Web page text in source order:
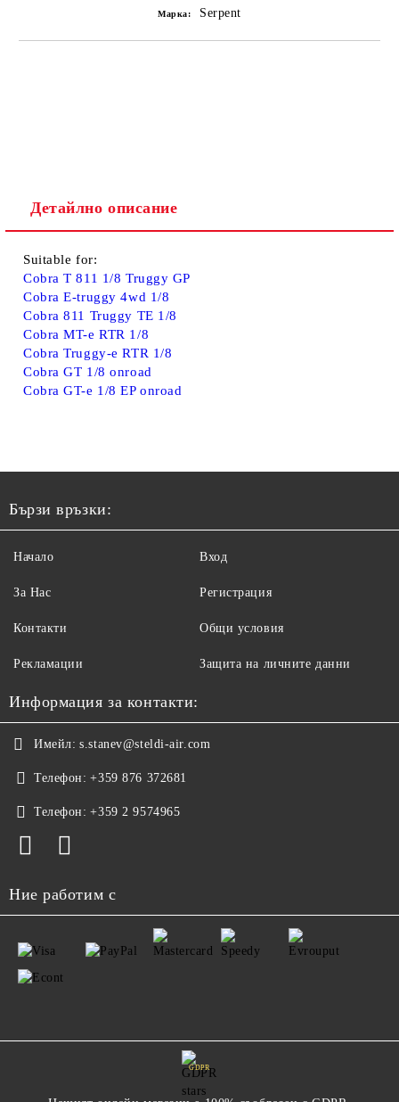
Марка: Serpent
Детайлно описание
Suitable for:
Cobra T 811 1/8 Truggy GP
Cobra E-truggy 4wd 1/8
Cobra 811 Truggy TE 1/8
Cobra MT-e RTR 1/8
Cobra Truggy-e RTR 1/8
Cobra GT 1/8 onroad
Cobra GT-e 1/8 EP onroad
Бързи връзки:
Начало
За Нас
Контакти
Рекламации
Вход
Регистрация
Общи условия
Защита на личните данни
Информация за контакти:
Имейл: s.stanev@steldi-air.com
Телефон: +359 876 372681
Телефон: +359 2 9574965
Ние работим с
GDPR